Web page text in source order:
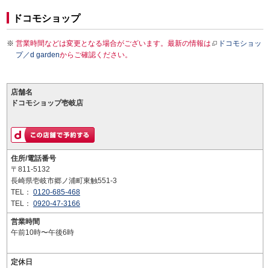
ドコモショップ
営業時間などは変更となる場合がございます。最新の情報は
ドコモショッ
プ／d gardenからご確認ください。
店舗名
ドコモショップ壱岐店
住所/電話番号
〒811-5132
長崎県壱岐市郷ノ浦町東触551-3
TEL： 0120-685-468
TEL： 0920-47-3166
営業時間
午前10時〜午後6時
定休日